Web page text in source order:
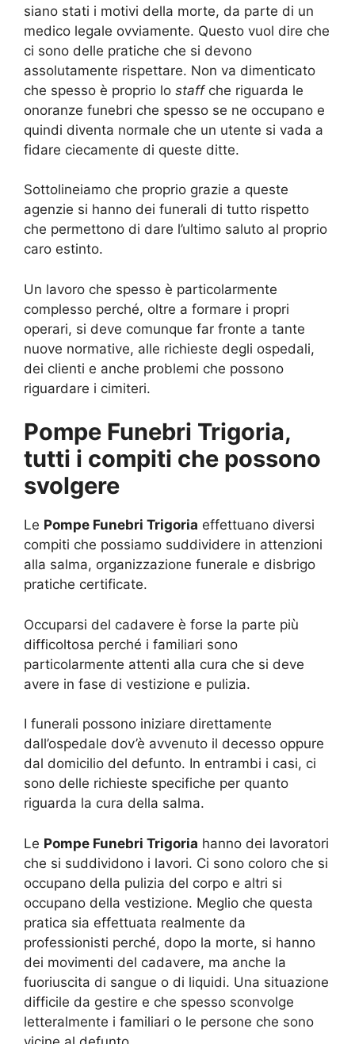
siano stati i motivi della morte, da parte di un
medico legale ovviamente. Questo vuol dire che
ci sono delle pratiche che si devono
assolutamente rispettare. Non va dimenticato
che spesso è proprio lo staffche riguarda le
onoranze funebri che spesso se ne occupano e
quindi diventa normale che un utente si vada a
fidare ciecamente di queste ditte.
Sottolineiamo che proprio grazie a queste
agenzie si hanno dei funerali di tutto rispetto
che permettono di dare l’ultimo saluto al proprio
caro estinto.
Un lavoro che spesso è particolarmente
complesso perché, oltre a formare i propri
operari, si deve comunque far fronte a tante
nuove normative, alle richieste degli ospedali,
dei clienti e anche problemi che possono
riguardare i cimiteri.
Pompe Funebri Trigoria,
tutti i compiti che possono
svolgere
Le Pompe Funebri Trigoria effettuano diversi
compiti che possiamo suddividere in attenzioni
alla salma, organizzazione funerale e disbrigo
pratiche certificate.
Occuparsi del cadavere è forse la parte più
difficoltosa perché i familiari sono
particolarmente attenti alla cura che si deve
avere in fase di vestizione e pulizia.
I funerali possono iniziare direttamente
dall’ospedale dov’è avvenuto il decesso oppure
dal domicilio del defunto. In entrambi i casi, ci
sono delle richieste specifiche per quanto
riguarda la cura della salma.
Le Pompe Funebri Trigoria hanno dei lavoratori
che si suddividono i lavori. Ci sono coloro che si
occupano della pulizia del corpo e altri si
occupano della vestizione. Meglio che questa
pratica sia effettuata realmente da
professionisti perché, dopo la morte, si hanno
dei movimenti del cadavere, ma anche la
fuoriuscita di sangue o di liquidi. Una situazione
difficile da gestire e che spesso sconvolge
letteralmente i familiari o le persone che sono